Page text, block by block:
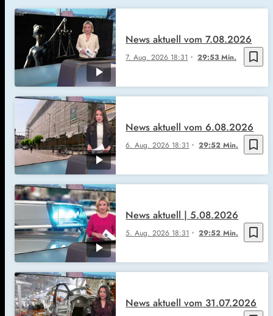
bookmark_border
7. Aug. 2026 18:31 29:53 Min.
News aktuell vom 7.08.2026
bookmark_border
6. Aug. 2026 18:31 29:52 Min.
News aktuell vom 6.08.2026
bookmark_border
5. Aug. 2026 18:31 29:52 Min.
News aktuell | 5.08.2026
News aktuell vom 31.07.2026